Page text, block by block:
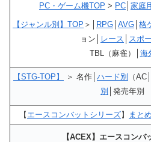
PC・ゲーム機TOP > PC 家庭
【ジャンル別】TOP ＞│ RPG AVG 格
ョン│
レース スポ
TBL（麻雀）│ 海
【STG-TOP】 ＞ 名作│ ハード別 （
別
│発売年別
【 エースコンバットシリーズ】 まとめ
【ACEX】エースコンバ